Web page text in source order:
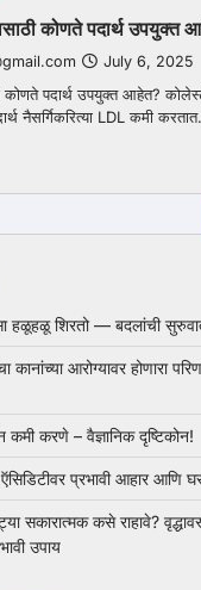
कोणते पदार्थ उपयुक्त
July 6, 2025
कोणते पदार्थ उपयुक्त आहेत?
नैसर्गिकरित्या LDL कमी
हळूहळू शिरतो — बदलांची
आरोग्यावर होणारा
करणे – वैज्ञानिक दृष्टिकोन!
प्रभावी आहार आणि
सकारात्मक कसे राहावे?
उपाय